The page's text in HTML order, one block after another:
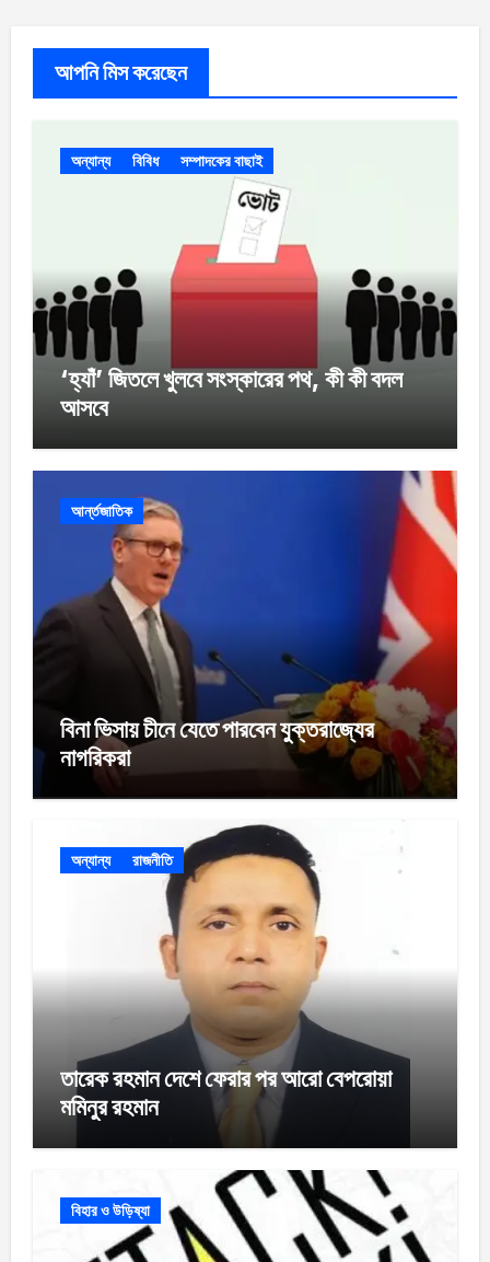
আপনি মিস করেছেন
অন্যান্য বিবিধ সম্পাদকের বাছাই
‘হ্যাঁ’ জিতলে খুলবে সংস্কারের পথ, কী কী বদল
আসবে
আর্ন্তজাতিক
বিনা ভিসায় চীনে যেতে পারবেন যুক্তরাজ্যের
নাগরিকরা
অন্যান্য রাজনীতি
তারেক রহমান দেশে ফেরার পর আরো বেপরোয়া
মমিনুর রহমান
বিহার ও উড়িষ্যা